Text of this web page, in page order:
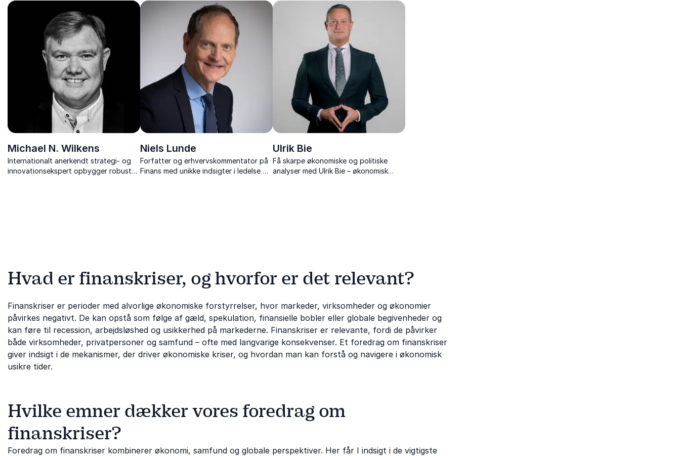
megaprojekter
mellem værdi, omsorg og
samfundsøkonomi.
kunstig intelligens og fremtidens
Michael N. Wilkens
Internationalt anerkendt strategi- og
innovationsekspert opbygger robuste
Niels Lunde
Forfatter og erhvervskommentator på
Finans med unikke indsigter i ledelse og
Ulrik Bie
Få skarpe økonomiske og politiske
analyser med Ulrik Bie – økonomisk
Hvad er finanskriser, og hvorfor er det relevant?
Finanskriser er perioder med alvorlige økonomiske forstyrrelser, hvor markeder, virksomheder og økonomier
påvirkes negativt. De kan opstå som følge af gæld, spekulation, finansielle bobler eller globale begivenheder og
kan føre til recession, arbejdsløshed og usikkerhed på markederne. Finanskriser er relevante, fordi de påvirker
både virksomheder, privatpersoner og samfund – ofte med langvarige konsekvenser. Et foredrag om finanskriser
giver indsigt i de mekanismer, der driver økonomiske kriser, og hvordan man kan forstå og navigere i økonomisk
usikre tider.
Hvilke emner dækker vores foredrag om
finanskriser?
Foredrag om finanskriser kombinerer økonomi, samfund og globale perspektiver. Her får I indsigt i de vigtigste